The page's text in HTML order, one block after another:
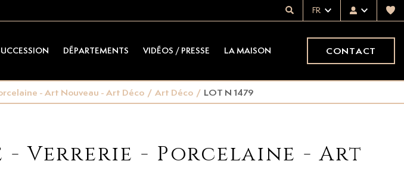
FR
DÉPARTEMENTS VIDÉOS / PRESSE LA MAISON CONTACT
- Art Nouveau - Art Déco / Art Déco / LOT N 1479
Verrerie - Porcelaine - Art